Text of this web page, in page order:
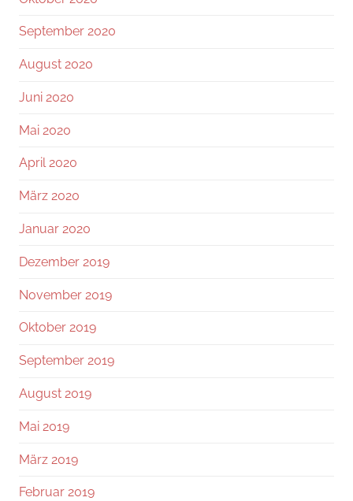
September 2020
August 2020
Juni 2020
Mai 2020
April 2020
März 2020
Januar 2020
Dezember 2019
November 2019
Oktober 2019
September 2019
August 2019
Mai 2019
März 2019
Februar 2019